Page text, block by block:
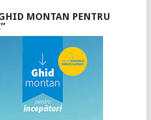
MONTAN PENTRU